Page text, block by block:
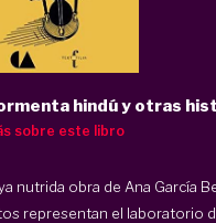
hindú y otras
sobre este libro
nutrida obra de Ana García
representan el laboratorio